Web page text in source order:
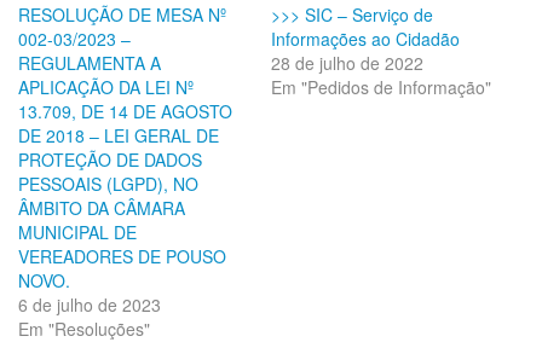
RESOLUÇÃO DE MESA Nº
002-03/2023 –
REGULAMENTA A
APLICAÇÃO DA LEI Nº
13.709, DE 14 DE AGOSTO
DE 2018 – LEI GERAL DE
PROTEÇÃO DE DADOS
PESSOAIS (LGPD), NO
ÂMBITO DA CÂMARA
MUNICIPAL DE
VEREADORES DE POUSO
NOVO.
6 de julho de 2023
Em "Resoluções"
>>> SIC – Serviço de
Informações ao Cidadão
28 de julho de 2022
Em "Pedidos de Informação"